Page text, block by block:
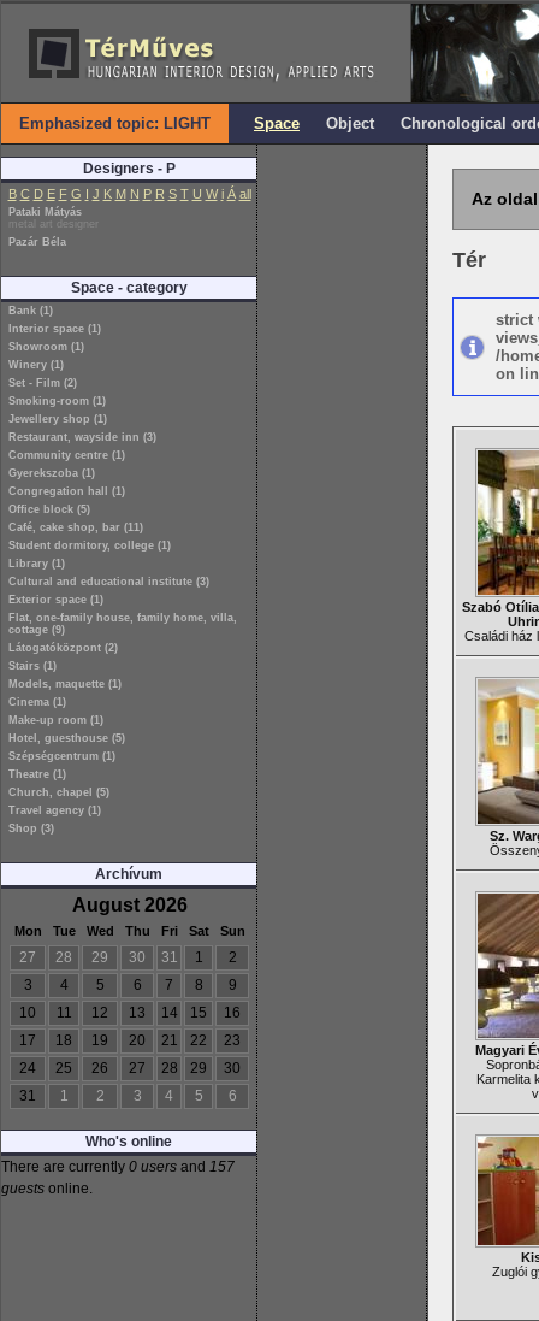
Emphasized topic: LIGHT Space Object Chronological
Designers - P
B C D E F G I J K M N P R S T U W i Á all
Pataki Mátyás
metal art designer
Pazár Béla
Space - category
Bank (1)
Interior space (1)
Showroom (1)
Winery (1)
Set - Film (2)
Smoking-room (1)
Jewellery shop (1)
Restaurant, wayside inn (3)
Community centre (1)
Gyerekszoba (1)
Congregation hall (1)
Office block (5)
Café, cake shop, bar (11)
Student dormitory, college (1)
Library (1)
Cultural and educational institute (3)
Exterior space (1)
Flat, one-family house, family home, villa,
cottage (9)
Látogatóközpont (2)
Stairs (1)
Models, maquette (1)
Cinema (1)
Make-up room (1)
Hotel, guesthouse (5)
Szépségcentrum (1)
Theatre (1)
Church, chapel (5)
Travel agency (1)
Shop (3)
Archívum
August 2026
Mon Tue Wed Thu Fri Sat Sun
27 28 29 30 31 1
2
3
4 5 6 7 8
9
10
11 12 13 14 15
16
17
18 19 20 21 22
23
24
25 26 27 28 29
30
31
1 2 3 4 5 6
Who's online
There are currently 0 users and 157
guests online.
Az
Tér
strict
/
on
Szabó
Családi ház
Sz.
Magyari
Karmelita
Zuglói